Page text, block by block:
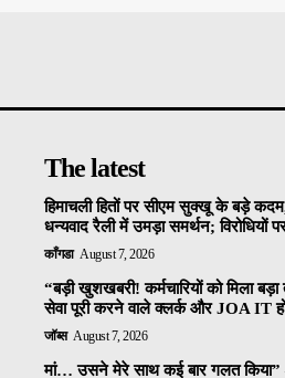
The latest
हिमाचली हितों पर सीएम सुक्खू के बड़े
धन्यवाद रैली में उमड़ा समर्थन; विरोधियों
काँगडा August 7, 2026
“बड़ी खुशखबरी! कर्मचारियों को मिला
सेवा पूरी करने वाले क्लर्क और JOA IT
जॉब्स August 7, 2026
मां… उसने मेरे साथ कई बार गलत किया” –